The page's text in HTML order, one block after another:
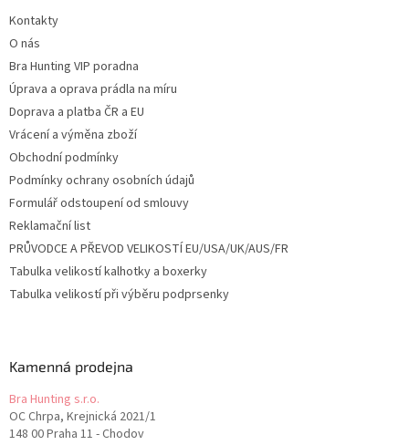
Kontakty
O nás
Bra Hunting VIP poradna
Úprava a oprava prádla na míru
Doprava a platba ČR a EU
Vrácení a výměna zboží
Obchodní podmínky
Podmínky ochrany osobních údajů
Formulář odstoupení od smlouvy
Reklamační list
PRŮVODCE A PŘEVOD VELIKOSTÍ EU/USA/UK/AUS/FR
Tabulka velikostí kalhotky a boxerky
Tabulka velikostí při výběru podprsenky
Kamenná prodejna
Bra Hunting s.r.o.
OC Chrpa, Krejnická 2021/1
148 00 Praha 11 - Chodov